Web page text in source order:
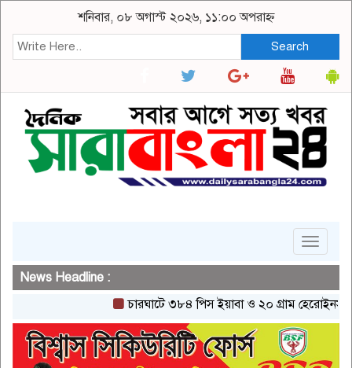
শনিবার, ০৮ অগাস্ট ২০২৬, ১১:০০ অপরাহ্ন
Search
Toggle
News Headline :
চারঘাটে ৩৮৪ পিস ইয়াবা ও ২০ গ্রাম হেরোইনসহ একজন